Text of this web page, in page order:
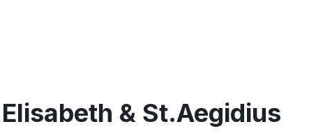
& St.Aegidius